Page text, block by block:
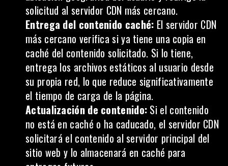
solicitud al servidor CDN más cercano.
Entrega del contenido caché: El servidor CDN
más cercano verifica si ya tiene una copia en
caché del contenido solicitado. Si lo tiene,
entrega los archivos estáticos al usuario desde
su propia red, lo que reduce significativamente
el tiempo de carga de la página.
Actualización de contenido: Si el contenido
no está en caché o ha caducado, el servidor CDN
solicitará el contenido al servidor principal del
sitio web y lo almacenará en caché para